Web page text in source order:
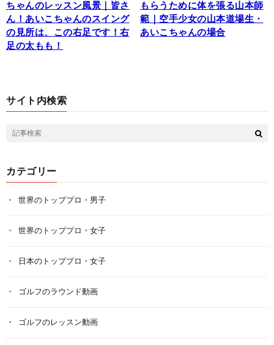
ちゃんのレッスン風景｜皆さ
ん！あいこちゃんのスイング
の見所は、この右足です！右
足の太もも！
もらうために体を張る山本師
範｜空手少女の山本道場生・
あいこちゃんの場合
サイト内検索
カテゴリー
世界のトッププロ・男子
世界のトッププロ・女子
日本のトッププロ・女子
ゴルフのラウンド動画
ゴルフのレッスン動画